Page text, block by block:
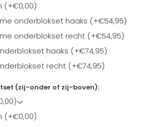
(+€0,00)
onderblokset haaks (+€54,95)
onderblokset recht (+€54,95)
haaks (+€74,95)
recht (+€74,95)
(zij-onder of zij-boven):
(+€0,00)